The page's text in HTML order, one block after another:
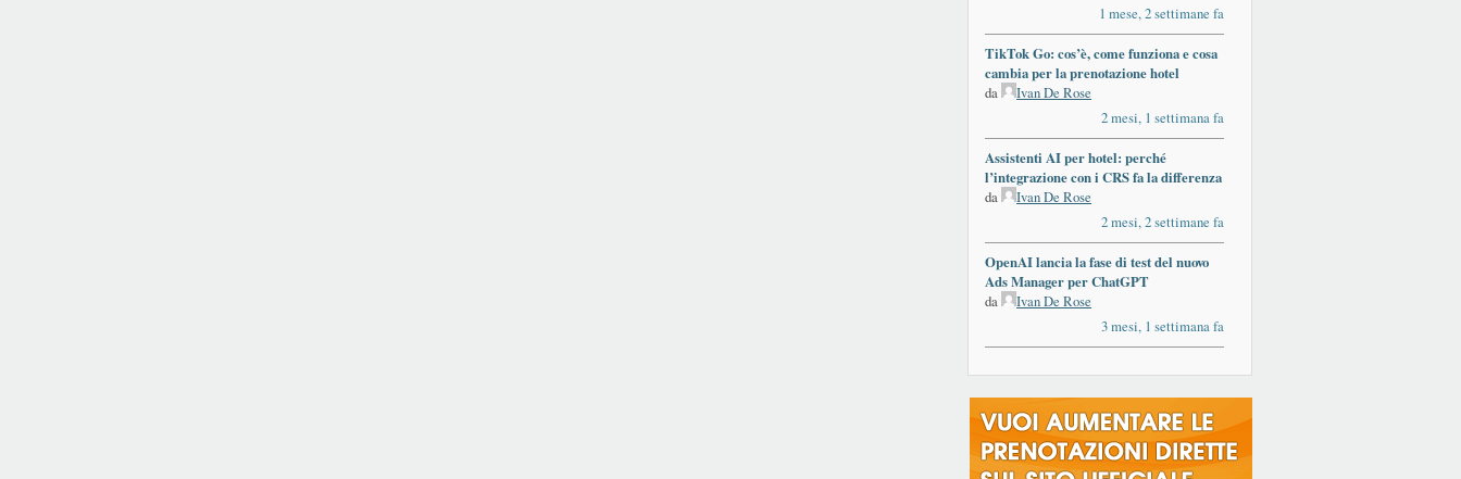
1 mese, 2 settimane fa
TikTok Go: cos’è, come funziona e cosa
cambia per la prenotazione hotel
da
Ivan De Rose
2 mesi, 1 settimana fa
Assistenti AI per hotel: perché
l’integrazione con i CRS fa la differenza
da
Ivan De Rose
2 mesi, 2 settimane fa
OpenAI lancia la fase di test del nuovo
Ads Manager per ChatGPT
da
Ivan De Rose
3 mesi, 1 settimana fa